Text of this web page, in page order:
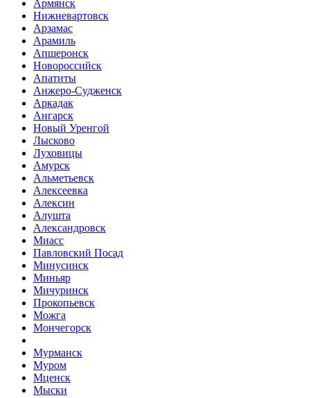
Армянск
Нижневартовск
Арзамас
Арамиль
Апшеронск
Новороссийск
Апатиты
Анжеро-Судженск
Аркадак
Ангарск
Новый Уренгой
Лысково
Луховицы
Амурск
Альметьевск
Алексеевка
Алексин
Алушта
Александровск
Миасс
Павловский Посад
Минусинск
Миньяр
Мичуринск
Прокопьевск
Можга
Мончегорск
Мурманск
Муром
Мценск
Мыски